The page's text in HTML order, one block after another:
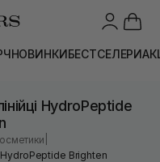
НОВИНКИБЕСТСЕЛЕРИ
HydroPeptide
HydroPeptide Brighten